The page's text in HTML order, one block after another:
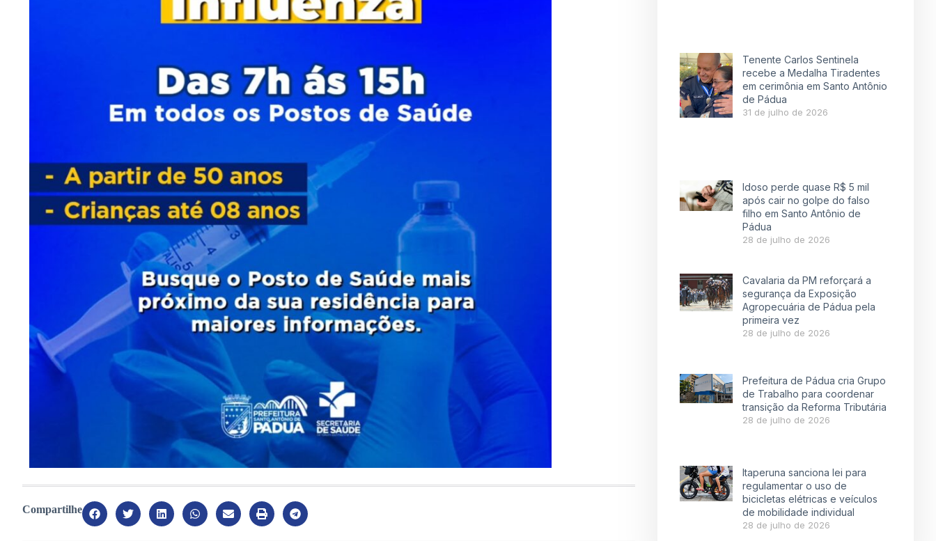
Compartilhe
Tenente Carlos Sentinela
recebe a Medalha Tiradentes
em cerimônia em Santo Antônio
de Pádua
31 de julho de 2026
Idoso perde quase R$ 5 mil
após cair no golpe do falso
filho em Santo Antônio de
Pádua
28 de julho de 2026
Cavalaria da PM reforçará a
segurança da Exposição
Agropecuária de Pádua pela
primeira vez
28 de julho de 2026
Prefeitura de Pádua cria Grupo
de Trabalho para coordenar
transição da Reforma Tributária
28 de julho de 2026
Itaperuna sanciona lei para
regulamentar o uso de
bicicletas elétricas e veículos
de mobilidade individual
28 de julho de 2026